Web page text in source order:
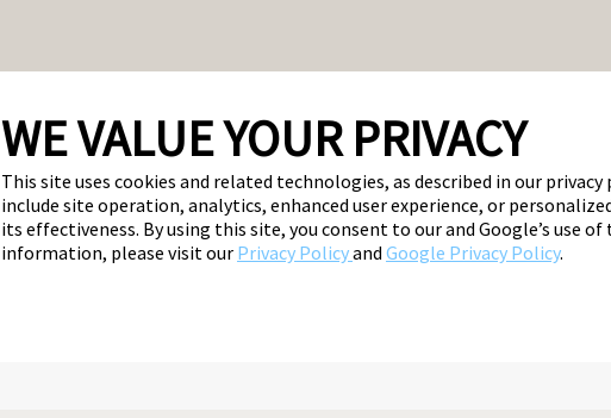
WE VALUE YOUR PRIVACY
This site uses cookies and related technologies, as described in our
include site operation, analytics, enhanced user experience, or
its effectiveness. By using this site, you consent to our and Google’s use
information, please visit our Privacy Policyand Google Privacy Policy.